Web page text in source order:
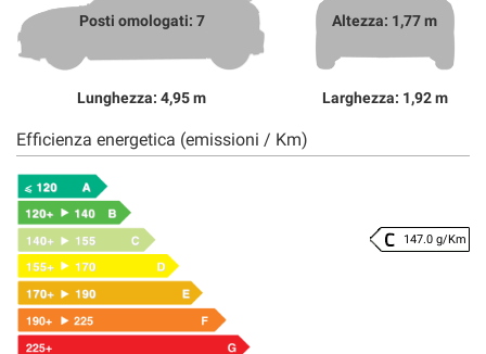
Posti omologati: 7
Lunghezza: 4,95 m
Altezza: 1,77 m
Larghezza: 1,92 m
Efficienza energetica (emissioni / Km)
147.0 g/Km